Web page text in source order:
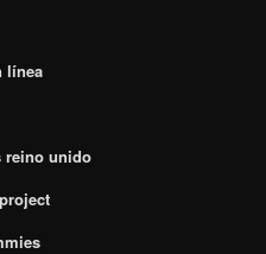
línea
reino unido